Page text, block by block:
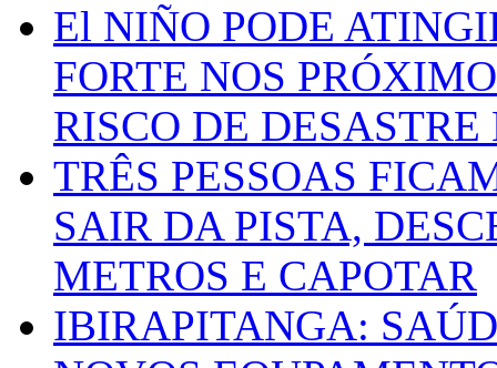
El NIÑO PODE
FORTE NOS
RISCO DE
TRÊS PESSOAS
SAIR DA PISTA,
METROS E CAPOTAR
IBIRAPITANGA: